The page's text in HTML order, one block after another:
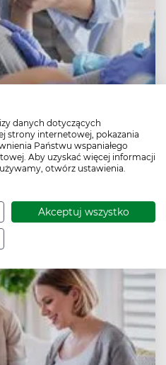
danych dotyczących
strony internetowej, pokazania
Państwu wspaniałego
Aby uzyskać więcej informacji
otwórz ustawienia.
Akceptuj wszystko
od 36. do 40.
przygotowując się do
może nastąpić w każdej